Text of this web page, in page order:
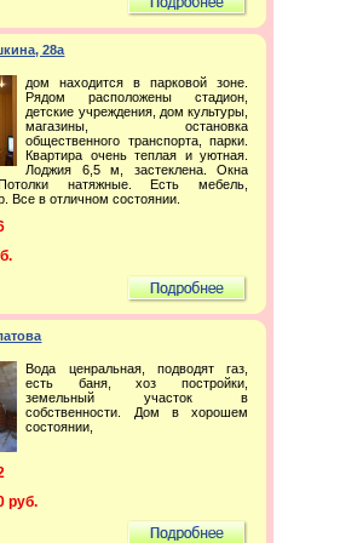
28а
дом находится в парковой зоне.
Рядом расположены стадион,
детские учреждения, дом культуры,
магазины, остановка
общественного транспорта, парки.
Квартира очень теплая и уютная.
Лоджия 6,5 м, застеклена. Окна
натяжные. Есть мебель,
Все в отличном состоянии.
Вода ценральная, подводят газ,
есть баня, хоз постройки,
земельный участок в
собственности. Дом в хорошем
состоянии,
руб.